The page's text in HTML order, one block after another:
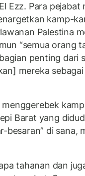
Ezz. Para pejabat
kamp-
Palestina
“semua orang
penting dari
mereka
Barat yang
besaran” di sana,
tahanan dan